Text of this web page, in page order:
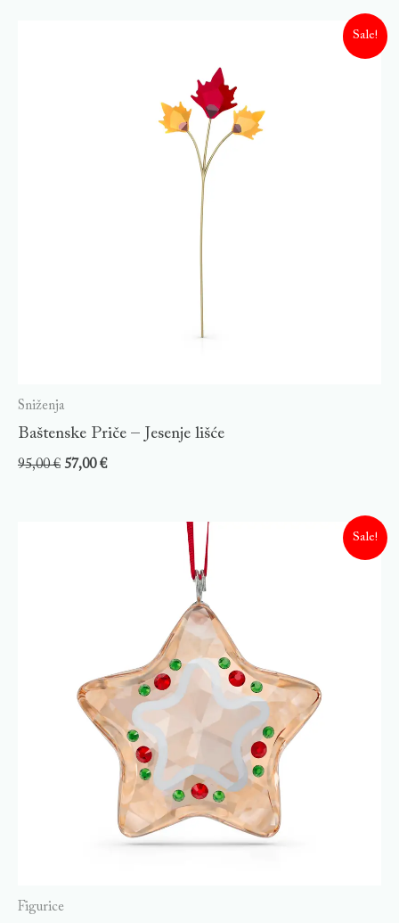
Sale!
Sniženja
Baštenske Priče – Jesenje lišće
95,00€ 57,00€
Sale!
Figurice